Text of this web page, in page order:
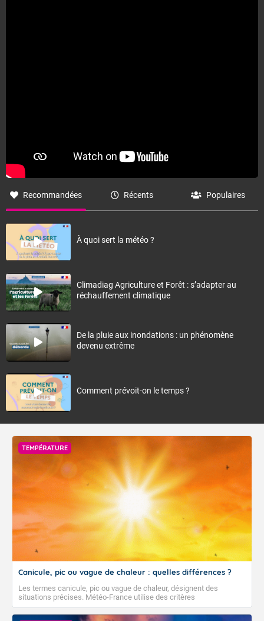
Recommandées Récents Populaires
À quoi sert la météo ?
Climadiag Agriculture et Forêt : s’adapter au
réchauffement climatique
De la pluie aux inondations : un phénomène
devenu extrême
Comment prévoit-on le temps ?
TEMPÉRATURE
Canicule, pic ou vague de chaleur : quelles différences ?
Les termes canicule, pic ou vague de chaleur, désignent des
situations précises. Météo-France utilise des critères
climatologiques pour évaluer et qualifier les épisodes de chaleur qui
peuvent avoir des impacts sanitaires et socio-économiques